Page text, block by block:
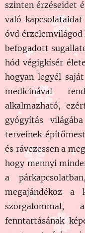
szinten érzéseidet
való
óvd
befogadott
hód végigkísér
hogyan legyél
medicinával
alkalmazható,
gyógyítás
terveinek
és rávezessen a
hogy mennyi
a
megajándékoz a
fenntartásának